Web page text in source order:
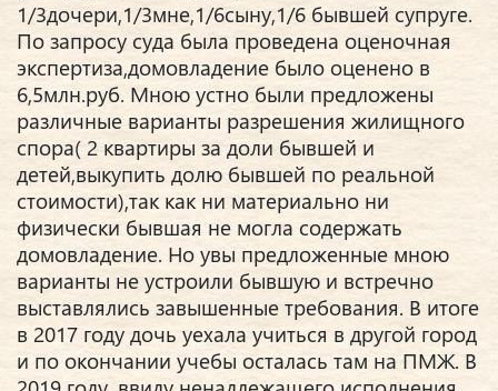
1/3дочери,1/3мне,1/6сыну,1/6 бывшей супруге.
По запросу суда была проведена оценочная
экспертиза,домовладение было оценено в
6,5млн.руб. Мною устно были предложены
различные варианты разрешения жилищного
спора( 2 квартиры за доли бывшей и
детей,выкупить долю бывшей по реальной
стоимости),так как ни материально ни
физически бывшая не могла содержать
домовладение. Но увы предложенные мною
варианты не устроили бывшую и встречно
выставлялись завышенные требования. В итоге
в 2017 году дочь уехала учиться в другой город
и по окончании учебы осталась там на ПМЖ. В